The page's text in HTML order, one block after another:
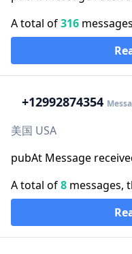
A total of316
+12992874354
美国 USA
pubAt Message
A total of8 messages,